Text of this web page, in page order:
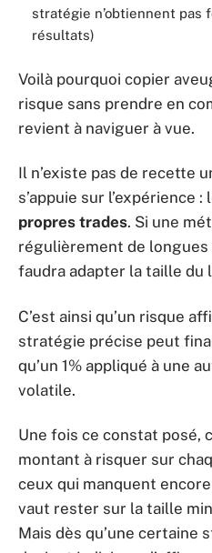
stratégie n’obtiennent pas
résultats)
Voilà pourquoi copier
risque sans prendre en
revient à naviguer à vue.
Il n’existe pas de recette
s’appuie sur l’expérience :
propres trades. Si une
régulièrement de
faudra adapter la taille du
C’est ainsi qu’un risque
stratégie précise peut
qu’un 1% appliqué à une
volatile.
Une fois ce constat posé,
montant à risquer sur
ceux qui manquent
vaut rester sur la taille
Mais dès qu’une certaine